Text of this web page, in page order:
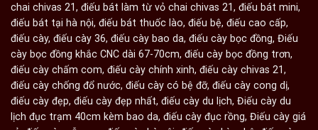
chai chivas 21, điếu bát làm từ vỏ chai chivas 21, điếu bát mini,
điếu bát tại hà nội, điếu bát thuốc lào, điếu bệ, điếu cao cấp,
điếu cày, điếu cày 36, điếu cày bao da, điếu cày bọc đồng, Điếu
cày bọc đồng khắc CNC dài 67-70cm, điếu cày bọc đồng trơn,
điếu cày chấm com, điếu cày chính xinh, điếu cày chivas 21,
điếu cày chống đổ nước, điếu cày có bệ đỡ, điếu cày cong dị,
điếu cày đẹp, điếu cày đẹp nhất, điếu cày du lịch, Điếu cày du
lịch đục trạm 40cm kèm bao da, điếu cày đục rồng, Điếu cày giá